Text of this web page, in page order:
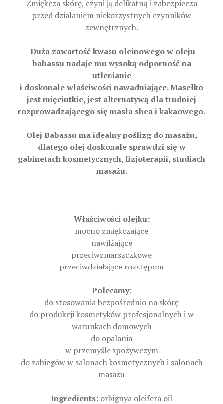
Zmiękcza skórę, czyni ją delikatną i zabezpiecza
przed działaniem niekorzystnych czynników
zewnętrznych.
Duża zawartość kwasu oleinowego w oleju
babassu nadaje mu wysoką odporność na
utlenianie
i doskonałe właściwości nawadniające. Masełko
jest mięciutkie, jest alternatywą dla trudniej
rozprowadzającego się masła shea i kakaowego.
Olej Babassu ma idealny poślizg do masażu,
dlatego olej doskonale sprawdzi się w
gabinetach kosmetycznych, fizjoterapii, studiach
masażu.
Właściwości olejku:
mocno zmiękczające
nawilżające
przeciwzmarszczkowe
przeciwdziałające rozstępom
Polecamy:
do stosowania bezpośrednio na skórę
do produkcji kosmetyków profesjonalnych i w
warunkach domowych
do opalania
w przemyśle spożywczym
do zabiegów w salonach kosmetycznych i salonach
masażu
Ingredients: orbignya oleifera oil